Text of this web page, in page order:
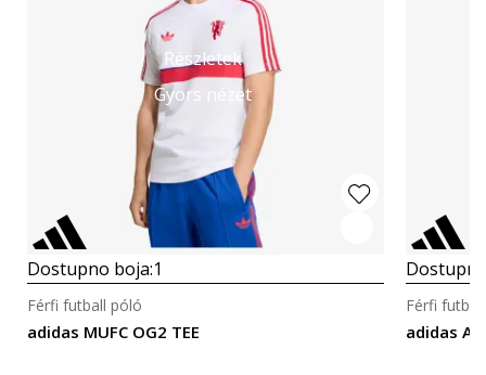
Részletek
Gyors nézet
Dostupno boja:1
adidas MUFC OG2 TEE
Férfi futball póló
adidas
Férfi